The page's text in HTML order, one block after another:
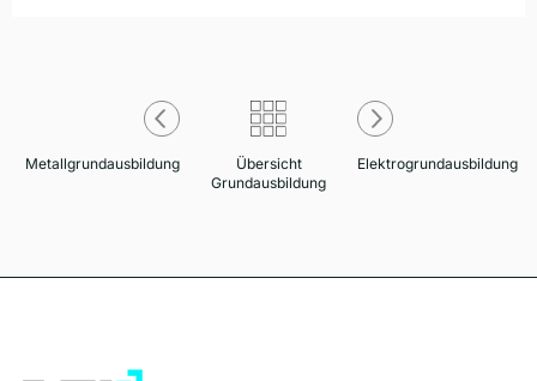
Metallgrundausbildung
Übersicht
Grundausbildung
Elektrogrundausbildung